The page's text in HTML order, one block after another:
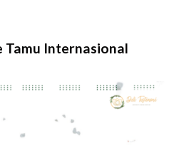
Tamu Internasional